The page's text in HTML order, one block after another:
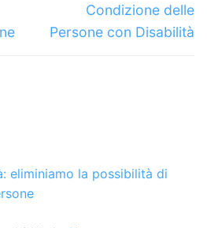
Condizione delle
Persone con Disabilità
eliminiamo la possibilità di